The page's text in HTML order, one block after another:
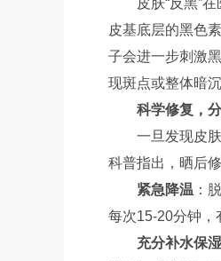
皮肤“反黑”
皮基底层的黑色
子会进一步刺激
现斑点或整体暗
科学修复，
一旦发现皮
科普指出，晒后
紧急降温 ：
每次15-20分钟，
充分补水保湿